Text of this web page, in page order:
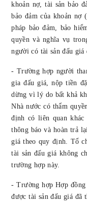
khoản nợ, tài sản bảo
bảo đảm của khoản nợ
pháp bảo đảm, bảo
quyền và nghĩa vụ
người có tài sản đấu giá
- Trường hợp người
gia đấu giá, nộp tiền
dừng vì lý do bất khả
Nhà nước có thẩm
định có liên quan
thông báo và hoàn trả
giá theo quy định. Tổ
tài sản đấu giá không
trường hợp này.
- Trường hợp Hợp
được tài sản đấu giá đã